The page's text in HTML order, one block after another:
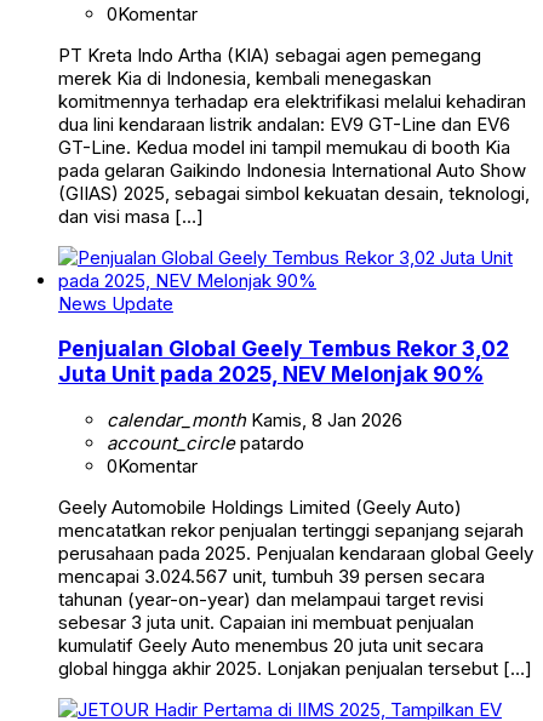
0Komentar
PT Kreta Indo Artha (KIA) sebagai agen pemegang
merek Kia di Indonesia, kembali menegaskan
komitmennya terhadap era elektrifikasi melalui kehadiran
dua lini kendaraan listrik andalan: EV9 GT-Line dan EV6
GT-Line. Kedua model ini tampil memukau di booth Kia
pada gelaran Gaikindo Indonesia International Auto Show
(GIIAS) 2025, sebagai simbol kekuatan desain, teknologi,
dan visi masa […]
News Update
Penjualan Global Geely Tembus Rekor 3,02
Juta Unit pada 2025, NEV Melonjak 90%
calendar_monthKamis, 8 Jan 2026
account_circlepatardo
0Komentar
Geely Automobile Holdings Limited (Geely Auto)
mencatatkan rekor penjualan tertinggi sepanjang sejarah
perusahaan pada 2025. Penjualan kendaraan global Geely
mencapai 3.024.567 unit, tumbuh 39 persen secara
tahunan (year-on-year) dan melampaui target revisi
sebesar 3 juta unit. Capaian ini membuat penjualan
kumulatif Geely Auto menembus 20 juta unit secara
global hingga akhir 2025. Lonjakan penjualan tersebut […]